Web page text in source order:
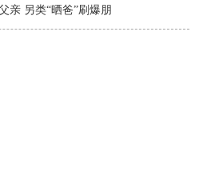
亲 另类“晒爸”刷爆朋